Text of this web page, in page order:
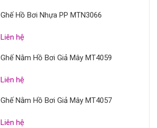
Ghế Hồ Bơi Nhựa PP MTN3066
Liên hệ
Ghế Nằm Hồ Bơi Giả Mây MT4059
Liên hệ
Ghế Nằm Hồ Bơi Giả Mây MT4057
Liên hệ